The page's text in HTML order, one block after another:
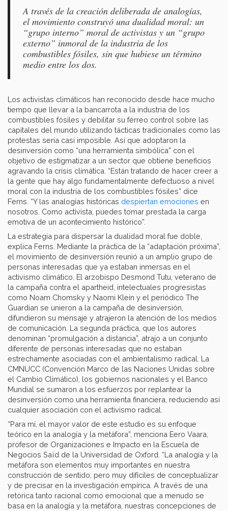
A través de la creación deliberada de analogías,
el movimiento construyó una dualidad moral: un
“grupo interno” moral de activistas y un “grupo
externo” inmoral de la industria de los
combustibles fósiles, sin que hubiese un término
medio entre los dos.
Los activistas climáticos han reconocido desde hace mucho
tiempo que llevar a la bancarrota a la industria de los
combustibles fósiles y debilitar su férreo control sobre las
capitales del mundo utilizando tácticas tradicionales como las
protestas sería casi imposible. Así que adoptaron la
desinversión como “una herramienta simbólica” con el
objetivo de estigmatizar a un sector que obtiene beneficios
agravando la crisis climática. “Están tratando de hacer creer a
la gente que hay algo fundamentalmente defectuoso a nivel
moral con la industria de los combustibles fósiles” dice
Ferns. “Y las analogías históricas despiertan emociones en
nosotros. Como activista, puedes tomar prestada la carga
emotiva de un acontecimiento histórico”.
La estrategia para dispersar la dualidad moral fue doble,
explica Ferns. Mediante la práctica de la “adaptación próxima”,
el movimiento de desinversión reunió a un amplio grupo de
personas interesadas que ya estaban inmersas en el
activismo climático. El arzobispo Desmond Tutu, veterano de
la campaña contra el apartheid, intelectuales progresistas
como Noam Chomsky y Naomi Klein y el periódico The
Guardian se unieron a la campaña de desinversión,
difundieron su mensaje y atrajeron la atención de los medios
de comunicación. La segunda práctica, que los autores
denominan “promulgación a distancia”, atrajo a un conjunto
diferente de personas interesadas que no estaban
estrechamente asociadas con el ambientalismo radical. La
CMNUCC (Convención Marco de las Naciones Unidas sobre
el Cambio Climático), los gobiernos nacionales y el Banco
Mundial se sumaron a los esfuerzos por replantear la
desinversión como una herramienta financiera, reduciendo así
cualquier asociación con el activismo radical.
“Para mí, el mayor valor de este estudio es su enfoque
teórico en la analogía y la metáfora”, menciona Eero Vaara,
profesor de Organizaciones e Impacto en la Escuela de
Negocios Saïd de la Universidad de Oxford. “La analogía y la
metáfora son elementos muy importantes en nuestra
construcción de sentido, pero muy difíciles de conceptualizar
y de precisar en la investigación empírica. A través de una
retórica tanto racional como emocional que a menudo se
basa en la analogía y la metáfora, nuestras concepciones de